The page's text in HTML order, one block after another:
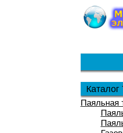
Каталог
Паяльная